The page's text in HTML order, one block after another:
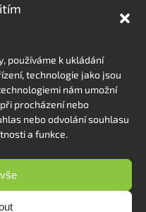
používáme k ukládání
technologie jako jsou
nám umožní
procházení nebo
nebo odvolání souhlasu
a funkce.
nás